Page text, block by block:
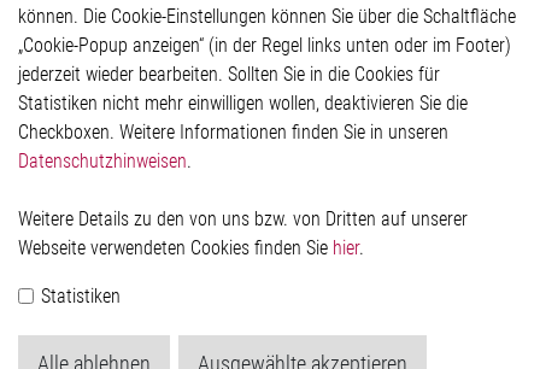
Impressum
Datenschutzerklärung
Cookie-Popup anzeigen
Elmos Semiconductor SE
Werkstättenstraße 18
Telefon: +49 (0) 2171 / 40 183-0
können. Die Cookie-Einstellungen können Sie über die Schaltfläche
„Cookie-Popup anzeigen“ (in der Regel links unten oder im Footer)
jederzeit wieder bearbeiten. Sollten Sie in die Cookies für
Statistiken nicht mehr einwilligen wollen, deaktivieren Sie die
Checkboxen. Weitere Informationen finden Sie in unseren
Datenschutzhinweisen.
Weitere Details zu den von uns bzw. von Dritten auf unserer
Webseite verwendeten Cookies finden Sie hier.
Statistiken
Alle ablehnen Ausgewählte akzeptieren